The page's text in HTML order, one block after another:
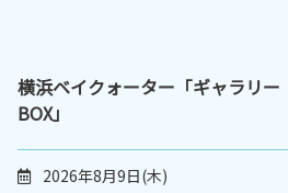
横浜ベイクォーター「ギャラリー
BOX」
2026年8月9日(木)